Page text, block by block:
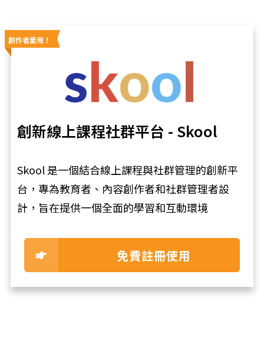
創作者愛用！
創新線上課程社群平台 - Skool
Skool 是一個結合線上課程與社群管理的創新平
台，專為教育者、內容創作者和社群管理者設
計，旨在提供一個全面的學習和互動環境
免費註冊使用